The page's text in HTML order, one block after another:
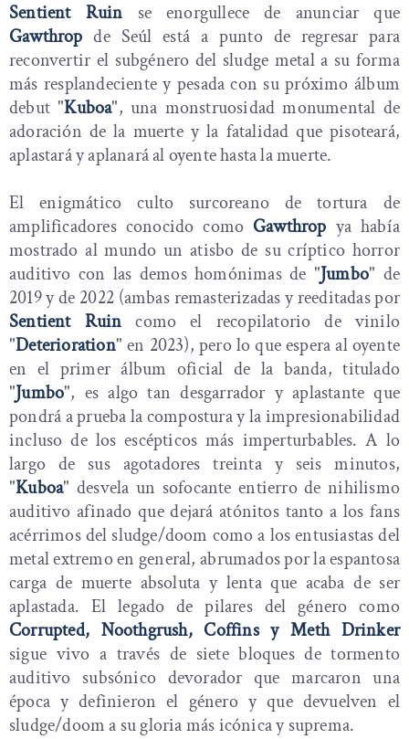
Sentient Ruin se enorgullece de anunciar que
Gawthrop de Seúl está a punto de regresar para
reconvertir el subgénero del sludge metal a su forma
más resplandeciente y pesada con su próximo álbum
debut "Kuboa", una monstruosidad monumental de
adoración de la muerte y la fatalidad que pisoteará,
aplastará y aplanará al oyente hasta la muerte.
El enigmático culto surcoreano de tortura de
amplificadores conocido comoGawthrop ya había
mostrado al mundo un atisbo de su críptico horror
auditivo con las demos homónimas de "Jumbo" de
2019 y de 2022 (ambas remasterizadas y reeditadas por
Sentient Ruin como el recopilatorio de vinilo
"Deterioration" en 2023), pero lo que espera al oyente
en el primer álbum oficial de la banda, titulado
"Jumbo", es algo tan desgarrador y aplastante que
pondrá a prueba la compostura y la impresionabilidad
incluso de los escépticos más imperturbables.A lo
largo de sus agotadores treinta y seis minutos,
"Kuboa" desvela un sofocante entierro de nihilismo
auditivo afinado que dejará atónitos tanto a los fans
acérrimos del sludge/doom como a los entusiastas del
metal extremo en general, abrumados por la espantosa
carga de muerte absoluta y lenta que acaba de ser
aplastada. El legado de pilares del género como
Corrupted, Noothgrush, Coffins y Meth Drinker
sigue vivo a través de siete bloques de tormento
auditivo subsónico devorador que marcaron una
época y definieron el género y que devuelven el
sludge/doom a su gloria más icónica y suprema.